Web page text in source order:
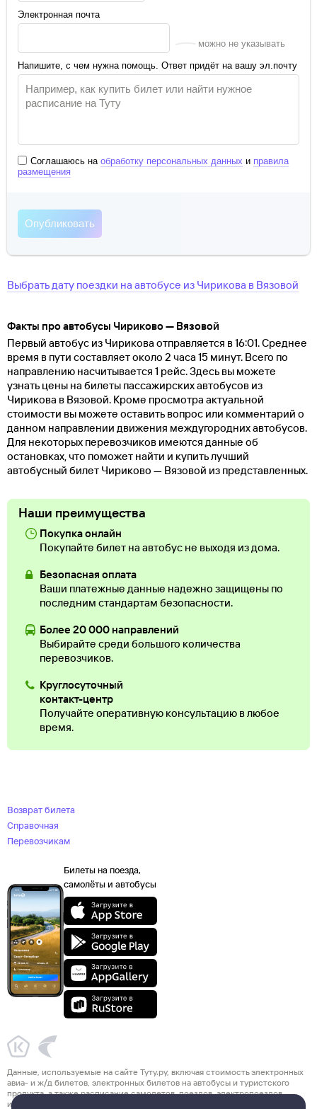
Электронная почта
можно не указывать
Напишите, с чем нужна помощь. Ответ придёт на вашу эл.почту
Соглашаюсь на обработку персональных данных и правила
размещения
Выбрать дату поездки на автобусе из Чирикова в Вязовой
Факты про автобусы Чириково — Вязовой
Первый автобус из Чирикова отправляется в 16:01. Среднее
время в пути составляет около 2 часа 15 минут. Всего по
направлению насчитывается 1 рейс. Здесь вы можете
узнать цены на билеты пассажирских автобусов из
Чирикова в Вязовой. Кроме просмотра актуальной
стоимости вы можете оставить вопрос или комментарий о
данном направлении движения междугородних автобусов.
Для некоторых перевозчиков имеются данные об
остановках, что поможет найти и купить лучший
автобусный билет Чириково — Вязовой из представленных.
Наши преимущества
Покупка онлайн
Покупайте билет на автобус не выходя из дома.
Безопасная оплата
Ваши платежные данные надежно защищены по
последним стандартам безопасности.
Более 20 000 направлений
Выбирайте среди большого количества
перевозчиков.
Круглосуточный
контакт-центр
Получайте оперативную консультацию в любое
время.
Возврат билета
Справочная
Перевозчикам
Билеты на поезда,
самолёты и автобусы
Данные, используемые на сайте Туту.ру, включая стоимость электронных
авиа- и ж/д билетов, электронных билетов на автобусы и туристского
продукта, а также расписание самолетов, поездов, электропоездов
и автобусов взяты из официальных источников. Туристский продукт,